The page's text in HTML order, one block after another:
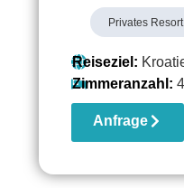
Privates Resort
Reiseziel:
Zimmeranzahl:
Anfrage